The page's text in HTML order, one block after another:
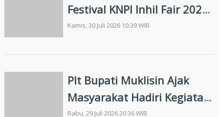
Festival KNPI Inhil Fair 2026,
Ajak Pemuda Jadi Penggerak
Kamis, 30 Juli 2026 10:39 WIB
Plt Bupati Muklisin Ajak
Masyarakat Hadiri Kegiatan
Kuansing Bershalawat
Rabu, 29 Juli 2026 20:36 WIB